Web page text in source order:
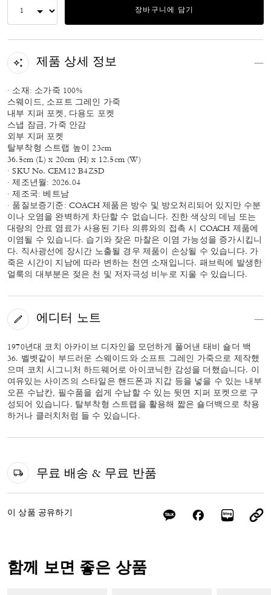
장바구니에 담기
제품 상세 정보
· 소재: 소가죽 100%
스웨이드, 소프트 그레인 가죽
내부 지퍼 포켓, 다용도 포켓
스냅 잠금, 가죽 안감
외부 지퍼 포켓
탈부착형 스트랩 높이 23cm
36.5cm (L) x 20cm (H) x 12.5cm (W)
· SKU No. CEM12 B4Z5D
· 제조년월: 2026.04
· 제조국: 베트남
· 품질보증기준: COACH 제품은 방수 및 방오처리되어 있지만 수분
이나 오염을 완벽하게 차단할 수 없습니다. 진한 색상의 데님 또는
대량의 안료 염료가 사용된 기타 의류와의 접촉 시 COACH 제품에
이염될 수 있습니다. 습기와 잦은 마찰은 이염 가능성을 증가시킵니
다. 직사광선에 장시간 노출될 경우 제품이 손상될 수 있습니다. 가
죽은 시간이 지남에 따라 변하는 천연 소재입니다. 패브릭에 발생한
얼룩의 대부분은 젖은 천 및 저자극성 비누로 지울 수 있습니다.
에디터 노트
1970년대 코치 아카이브 디자인을 모던하게 풀어낸 태비 숄더 백
36. 벨벳같이 부드러운 스웨이드와 소프트 그레인 가죽으로 제작했
으며 코치 시그니처 하드웨어로 아이코닉한 감성을 더했습니다. 이
여유있는 사이즈의 스타일은 핸드폰과 지갑 등을 넣을 수 있는 내부
오픈 수납칸, 필수품을 쉽게 수납할 수 있는 뒷면 지퍼 포켓으로 구
성되어 있습니다. 탈부착형 스트랩을 활용해 짧은 숄더백으로 착용
하거나 클러치처럼 들 수 있습니다.
무료 배송 & 무료 반품
이 상품 공유하기
함께 보면 좋은 상품